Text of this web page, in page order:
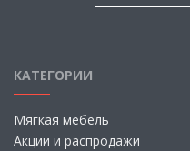
КАТЕГОРИИ
Мягкая мебель
Акции и распродажи